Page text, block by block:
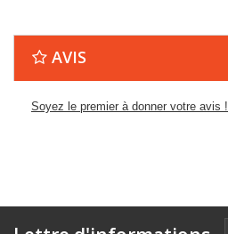
AVIS
Soyez le premier à donner votre avis !